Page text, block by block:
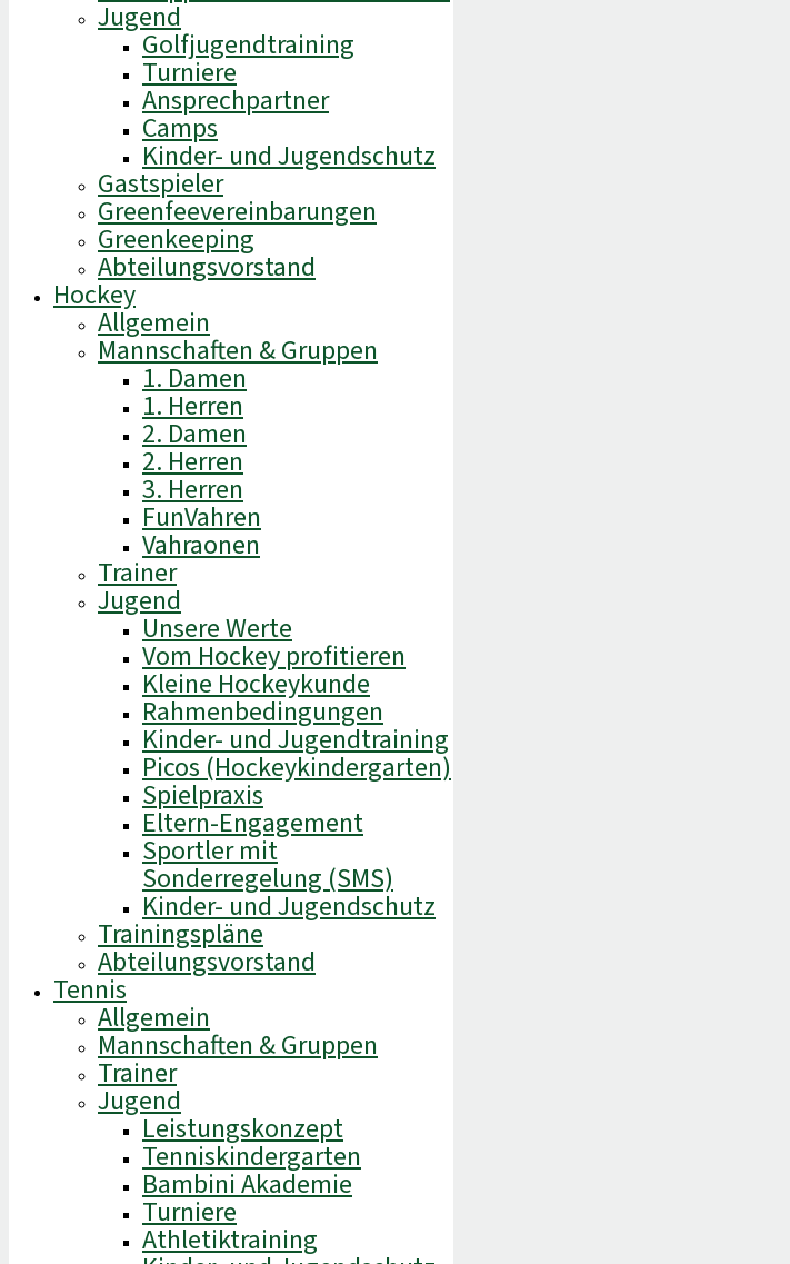
Jugend
Golfjugendtraining
Turniere
Ansprechpartner
Camps
Kinder- und Jugendschutz
Gastspieler
Greenfeevereinbarungen
Greenkeeping
Abteilungsvorstand
Hockey
Allgemein
Mannschaften & Gruppen
1. Damen
1. Herren
2. Damen
2. Herren
3. Herren
FunVahren​
Vahraonen
Trainer
Jugend
Unsere Werte
Vom Hockey profitieren
Kleine Hockeykunde
Rahmenbedingungen
Kinder- und Jugendtraining
Picos (Hockeykindergarten)
Spielpraxis
Eltern-Engagement
Sportler mit
Sonderregelung (SMS)
Kinder- und Jugendschutz
Trainingspläne
Abteilungsvorstand
Tennis
Allgemein
Mannschaften & Gruppen
Trainer
Jugend
Leistungskonzept
Tenniskindergarten
Bambini Akademie
Turniere
Athletiktraining